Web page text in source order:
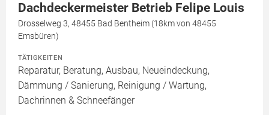
Dachdeckermeister Betrieb Felipe Louis
Drosselweg 3, 48455 Bad Bentheim (18km von 48455
Emsbüren)
TÄTIGKEITEN
Reparatur, Beratung, Ausbau, Neueindeckung,
Dämmung / Sanierung, Reinigung / Wartung,
Dachrinnen & Schneefänger